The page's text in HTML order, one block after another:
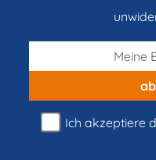
Ich akzeptiere